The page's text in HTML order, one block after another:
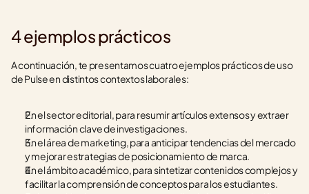
4 ejemplos prácticos
A continuación, te presentamos cuatro ejemplos prácticos de uso
de Pulse en distintos contextos laborales:
En el sector editorial, para resumir artículos extensos y extraer
información clave de investigaciones.
En el área de marketing, para anticipar tendencias del mercado
y mejorar estrategias de posicionamiento de marca.
En el ámbito académico, para sintetizar contenidos complejos y
facilitar la comprensión de conceptos para los estudiantes.